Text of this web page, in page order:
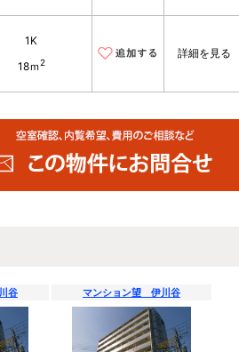
1K
18ｍ2
詳細を見る
谷 マンション望 伊川谷